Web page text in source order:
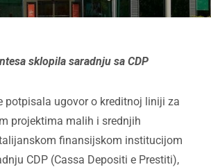
sklopila saradnju sa CDP
potpisala ugovor o kreditnoj liniji za
projektima malih i srednjih
finansijskom institucijom
CDP (Cassa Depositi e Prestiti),